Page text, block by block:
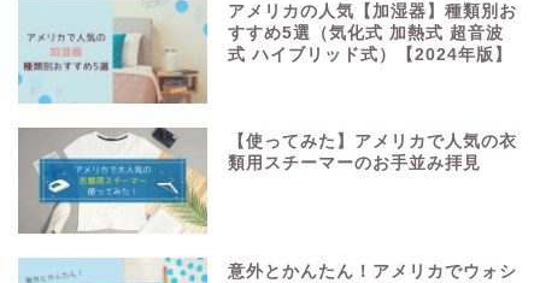
アメリカの人気【加湿器】種類別お
すすめ5選（気化式 加熱式 超音波
式 ハイブリッド式）【2024年版】
【使ってみた】アメリカで人気の衣
類用スチーマーのお手並み拝見
意外とかんたん！アメリカでウォシ